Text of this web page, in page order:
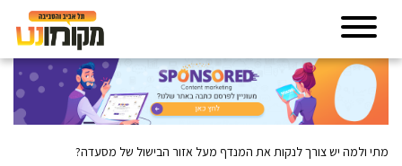
מתי ולמה יש צורך לנקות את המנדף מעל אזור הבישול של מסעדה?